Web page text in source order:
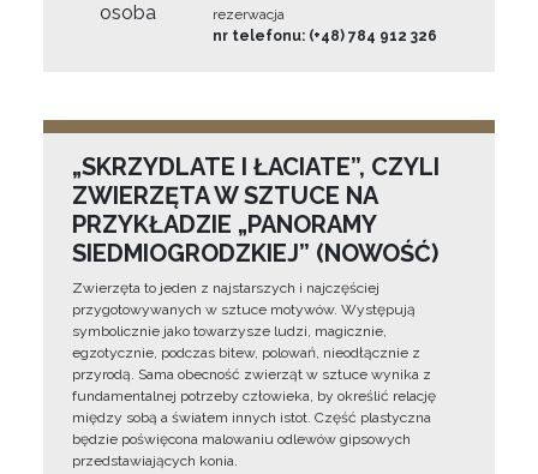
osoba
rezerwacja
nr telefonu: (+48) 784 912 326
„SKRZYDLATE I ŁACIATE”, CZYLI
ZWIERZĘTA W SZTUCE NA
PRZYKŁADZIE „PANORAMY
SIEDMIOGRODZKIEJ” (NOWOŚĆ)
Zwierzęta to jeden z najstarszych i najczęściej
przygotowywanych w sztuce motywów. Występują
symbolicznie jako towarzysze ludzi, magicznie,
egzotycznie, podczas bitew, polowań, nieodłącznie z
przyrodą. Sama obecność zwierząt w sztuce wynika z
fundamentalnej potrzeby człowieka, by określić relację
między sobą a światem innych istot. Część plastyczna
będzie poświęcona malowaniu odlewów gipsowych
przedstawiających konia.